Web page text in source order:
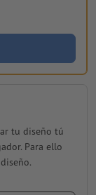
tu diseño tú
Para ello